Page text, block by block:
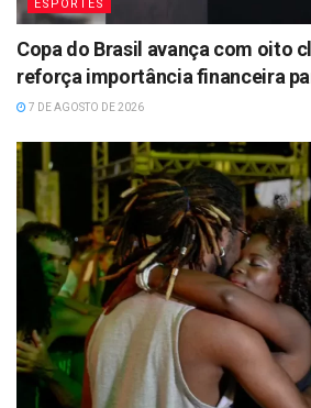
ESPORTES
Copa do Brasil avança com oito
reforça importância financeira
7 DE AGOSTO DE 2026